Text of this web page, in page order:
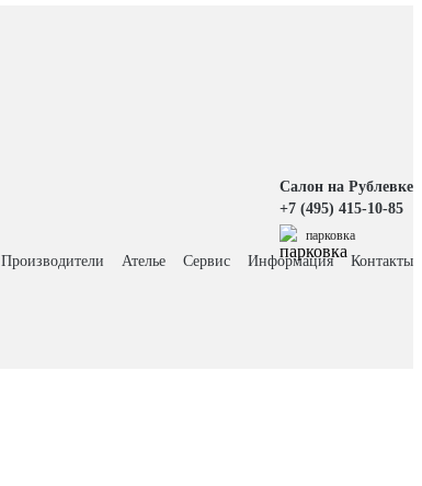
Салон на Рублевке
+7 (495) 415-10-85
парковка
Производители Ателье Сервис Информация Контакты